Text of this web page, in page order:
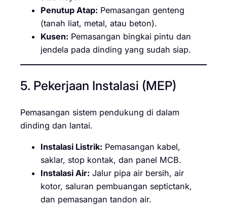
Penutup Atap: Pemasangan genteng
(tanah liat, metal, atau beton).
Kusen: Pemasangan bingkai pintu dan
jendela pada dinding yang sudah siap.
5. Pekerjaan Instalasi (MEP)
Pemasangan sistem pendukung di dalam
dinding dan lantai.
Instalasi Listrik: Pemasangan kabel,
saklar, stop kontak, dan panel MCB.
Instalasi Air: Jalur pipa air bersih, air
kotor, saluran pembuangan septictank,
dan pemasangan tandon air.